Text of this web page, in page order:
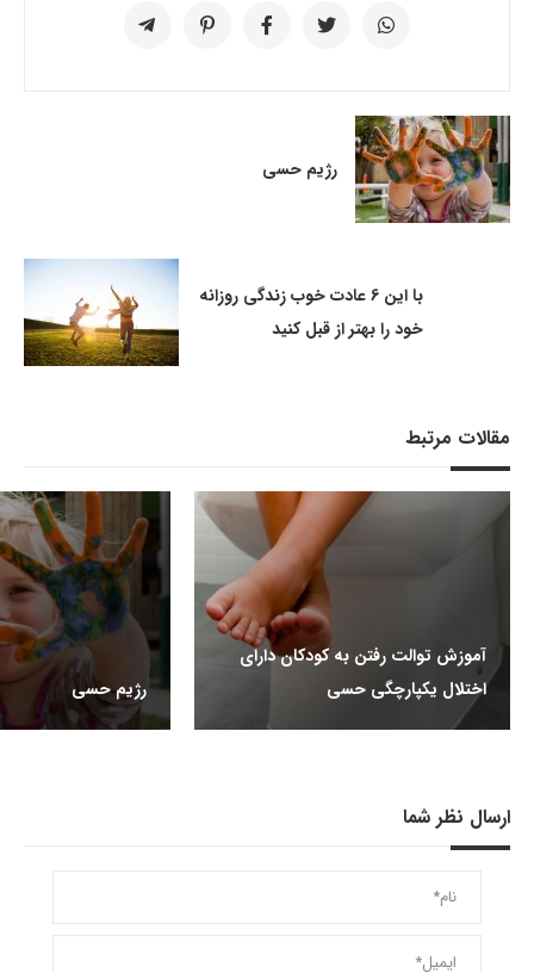
رژیم حسی
با این 6 عادت خوب زندگی روزانه
خود را بهتر از قبل کنید
مقالات مرتبط
آموزش توالت رفتن به کودکان دارای
اختلال یکپارچگی حسی
رژیم حسی
ارسال نظر شما